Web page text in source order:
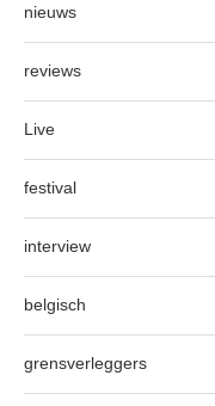
nieuws
reviews
Live
festival
interview
belgisch
grensverleggers